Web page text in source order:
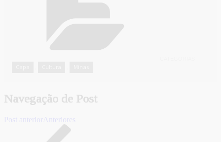
Navegação de Post
Post anterior Anteriores